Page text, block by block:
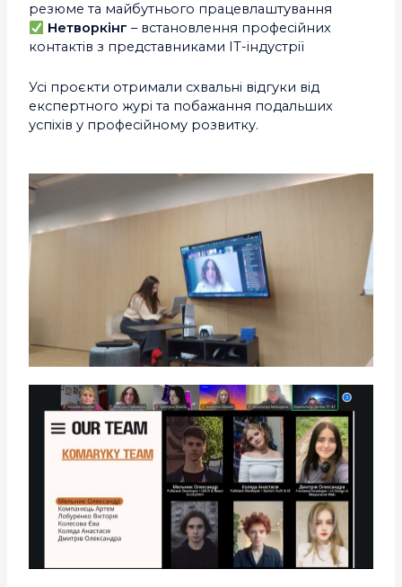
резюме та майбутнього працевлаштування
Нетворкінг – встановлення професійних
контактів з представниками IT-індустрії
Усі проєкти отримали схвальні відгуки від
експертного журі та побажання подальших
успіхів у професійному розвитку.